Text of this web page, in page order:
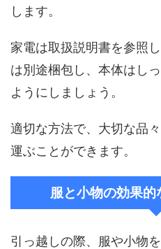
します。
家電は取扱説明書を参照
は別途梱包し、本体はし
ようにしましょう。
適切な方法で、大切な品
運ぶことができます。
服と小物の効果的
引っ越しの際、服や小物